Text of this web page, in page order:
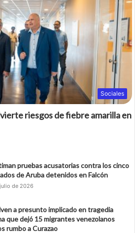
Sociales
riesgos de fiebre amarilla en
pruebas acusatorias contra los cinco
de Aruba detenidos en Falcón
de 2026
a presunto implicado en tragedia
que dejó 15 migrantes venezolanos
rumbo a Curazao